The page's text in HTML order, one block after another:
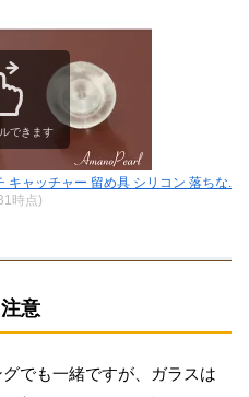
ャッチャー 留め具 シリコン 落ちな...
時点)
できます
意
でも一緒ですが、ガラスは